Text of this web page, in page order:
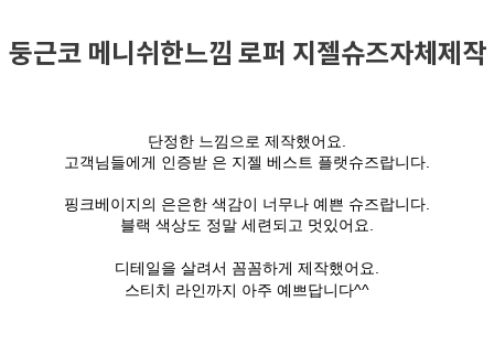
둥근코 메니쉬한느낌 로퍼 지젤슈즈자체제작
단정한 느낌으로 제작했어요.
고객님들에게 인증받 은 지젤 베스트 플랫슈즈랍니다.
핑크베이지의 은은한 색감이 너무나 예쁜 슈즈랍니다.
블랙 색상도 정말 세련되고 멋있어요.
디테일을 살려서 꼼꼼하게 제작했어요.
스티치 라인까지 아주 예쁘답니다^^